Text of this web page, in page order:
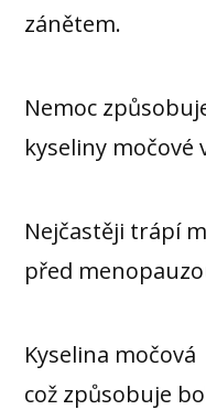
zánětem.
Nemoc
kyseliny močové
Nejčastěji trápí
před
Kyselina
což způsobuje